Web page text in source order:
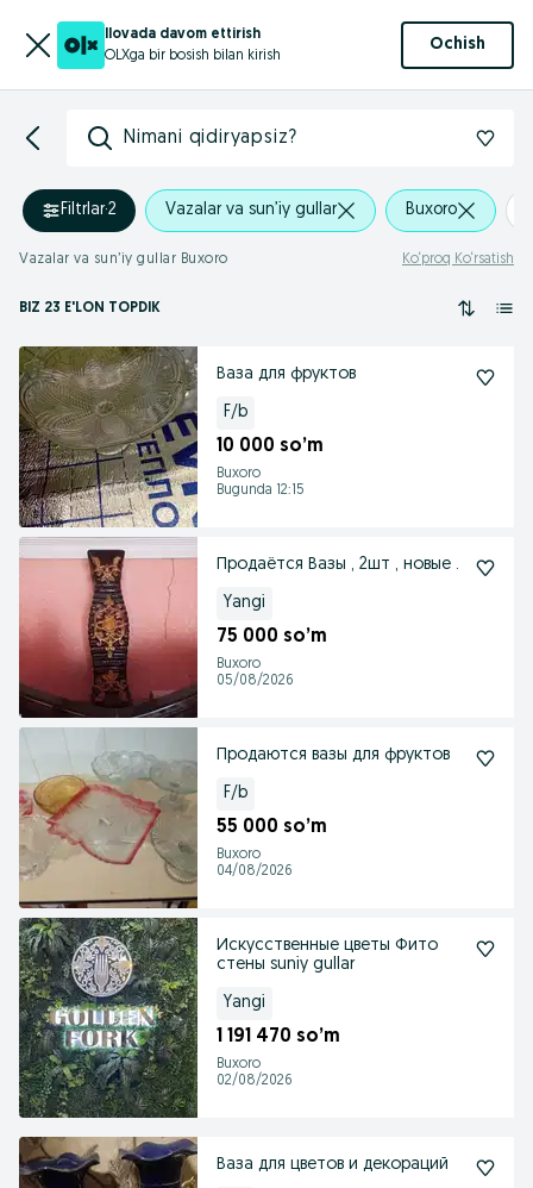
Ilovada davom ettirish
OLXga bir bosish bilan kirish
Ochish
Nimani qidiryapsiz?
Filtrlar·2 Vazalar va sun’iy gullar Buxoro
Vazalar va sun’iy gullar Buxoro Ko‘proq Ko‘rsatish
BIZ 23 E'LON TOPDIK
Ваза для фруктов
F/b
10 000 so’m
Buxoro
Bugunda 12:15
Продаётся Вазы , 2шт , новые .
Yangi
75 000 so’m
Buxoro
05/08/2026
Продаются вазы для фруктов
F/b
55 000 so’m
Buxoro
04/08/2026
Искусственные цветы Фито
стены suniy gullar
Yangi
1 191 470 so’m
Buxoro
02/08/2026
Ваза для цветов и декораций